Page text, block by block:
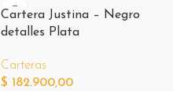
Cartera Justina – Negro
detalles Plata
Carteras
$ 182.900,00